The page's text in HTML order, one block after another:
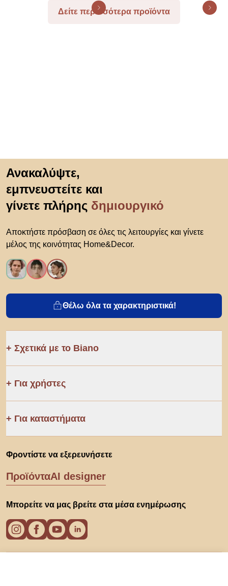
Δείτε περισσότερα προϊόντα
Ανακαλύψτε,
εμπνευστείτε και
γίνετε πλήρης δημιουργικό
Αποκτήστε πρόσβαση σε όλες τις λειτουργίες και γίνετε
μέλος της κοινότητας Home&Decor.
Θέλω όλα τα χαρακτηριστικά!
Σχετικά με το Biano
Για χρήστες
Για καταστήματα
Φροντίστε να εξερευνήσετε
ΠροϊόνταAI designer
Μπορείτε να μας βρείτε στα μέσα ενημέρωσης